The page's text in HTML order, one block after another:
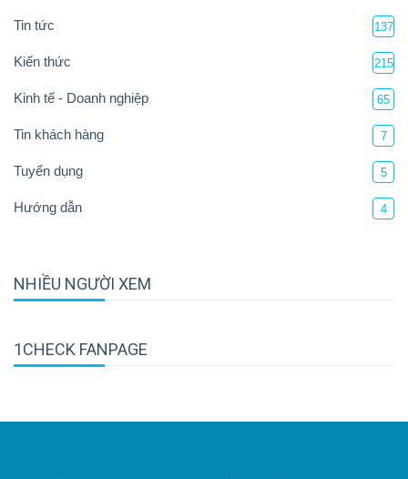
Tin tức 137
Kiến thức 215
Kinh tế - Doanh nghiệp 65
Tin khách hàng 7
Tuyển dụng 5
Hướng dẫn 4
NHIỀU NGƯỜI XEM
1CHECK FANPAGE